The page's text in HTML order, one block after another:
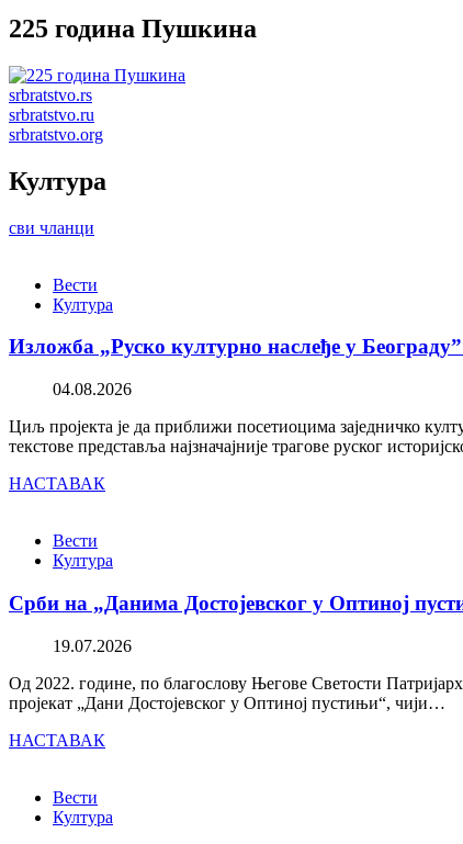
225 година Пушкина
srbratstvo.rs
srbratstvo.ru
srbratstvo.org
Култура
сви чланци
Вести
Култура
Изложба „Руско културно наслеђе у
04.08.2026
Циљ пројекта је да приближи посетиоцима заједничко
текстове представља најзначајније трагове руског
НАСТАВАК
Вести
Култура
Срби на „Данима Достојевског у Оптиној
19.07.2026
Од 2022. године, по благослову Његове Светости
пројекат „Дани Достојевског у Оптиној пустињи“, чији…
НАСТАВАК
Вести
Култура